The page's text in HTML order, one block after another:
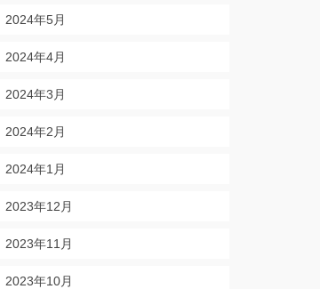
2024年5月
2024年4月
2024年3月
2024年2月
2024年1月
2023年12月
2023年11月
2023年10月